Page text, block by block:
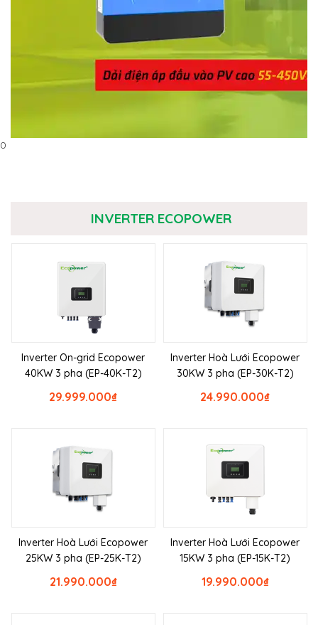
0
INVERTER ECOPOWER
Inverter On-grid Ecopower
40KW 3 pha (EP-40K-T2)
₫
29.999.000
Inverter Hoà Lưới Ecopower
30KW 3 pha (EP-30K-T2)
₫
24.990.000
Inverter Hoà Lưới Ecopower
25KW 3 pha (EP-25K-T2)
₫
21.990.000
Inverter Hoà Lưới Ecopower
15KW 3 pha (EP-15K-T2)
₫
19.990.000